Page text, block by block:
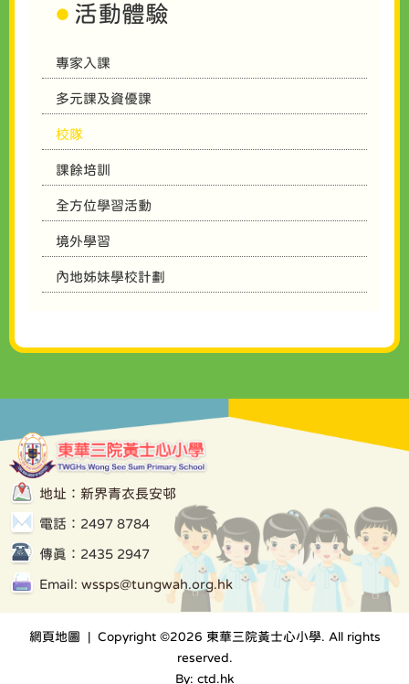
活動體驗
專家入課
多元課及資優課
校隊
課餘培訓
全方位學習活動
境外學習
內地姊妹學校計劃
地址：新界青衣長安邨
電話：2497 8784
傳真：2435 2947
Email:wssps@tungwah.org.hk
網頁地圖 | Copyright ©2026 東華三院黃士心小學. All rights
reserved.
By: ctd.hk